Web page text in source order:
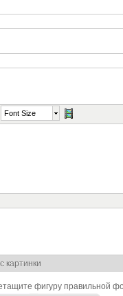
Font Size
картинки
фигуру правильной